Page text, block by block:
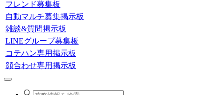
フレンド募集板
自動マルチ募集掲示板
雑談&質問掲示板
LINEグループ募集板
コテハン専用掲示板
顔合わせ専用掲示板